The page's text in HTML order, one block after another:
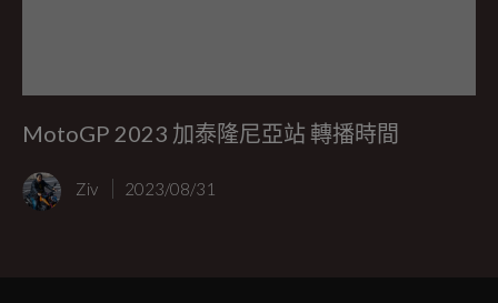
MotoGP 2023 加泰隆尼亞站 轉播時間
Ziv 2023/08/31